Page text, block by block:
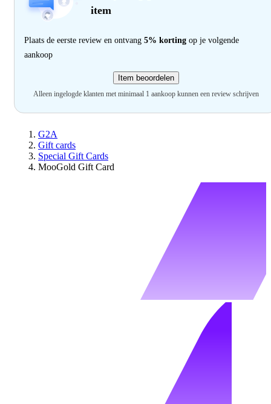
item
Plaats de eerste review en ontvang 5% korting op je volgende
aankoop
Item beoordelen
Alleen ingelogde klanten met minimaal 1 aankoop kunnen een review schrijven
G2A
Gift cards
Special Gift Cards
MooGold Gift Card